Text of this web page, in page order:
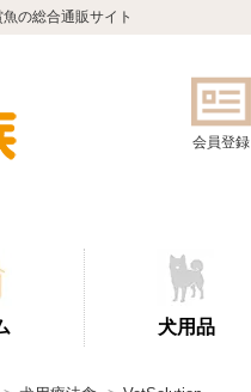
の総合通販サイト
会員登録
犬用品